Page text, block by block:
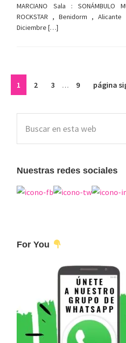
MARCIANO Sala : SONÁMBULO
ROCKSTAR , Benidorm ,
Diciembre […]
Página
1 Página
2 Página
3
intermedias
… Página
9
Ir
página
Barra
lateral
esta
Nuestras redes sociales
For You